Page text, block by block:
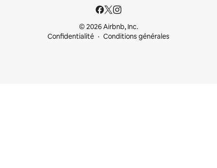
© 2026 Airbnb, Inc.
Confidentialité
Conditions générales